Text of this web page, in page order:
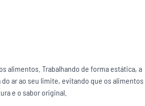
alimentos. Trabalhando de forma estática, a
ar ao seu limite, evitando que os alimentos
e o sabor original.